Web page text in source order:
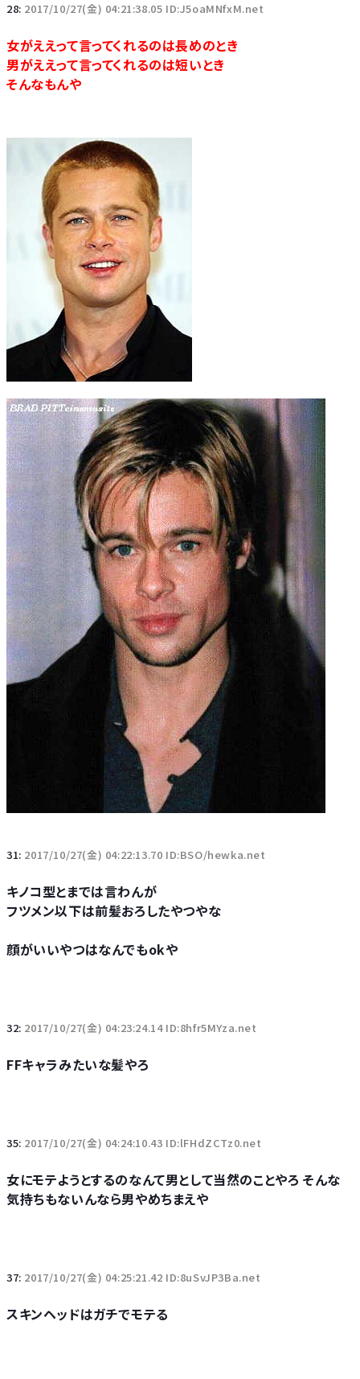
28: 2017/10/27(金) 04:21:38.05 ID:J5oaMNfxM.net
女がええって言ってくれるのは長めのとき
男がええって言ってくれるのは短いとき
そんなもんや
31: 2017/10/27(金) 04:22:13.70 ID:BSO/hewka.net
キノコ型とまでは言わんが
フツメン以下は前髪おろしたやつやな
顔がいいやつはなんでもokや
32: 2017/10/27(金) 04:23:24.14 ID:8hfr5MYza.net
FFキャラみたいな髪やろ
35: 2017/10/27(金) 04:24:10.43 ID:lFHdZCTz0.net
女にモテようとするのなんて男として当然のことやろ そんな
気持ちもないんなら男やめちまえや
37: 2017/10/27(金) 04:25:21.42 ID:8uSvJP3Ba.net
スキンヘッドはガチでモテる